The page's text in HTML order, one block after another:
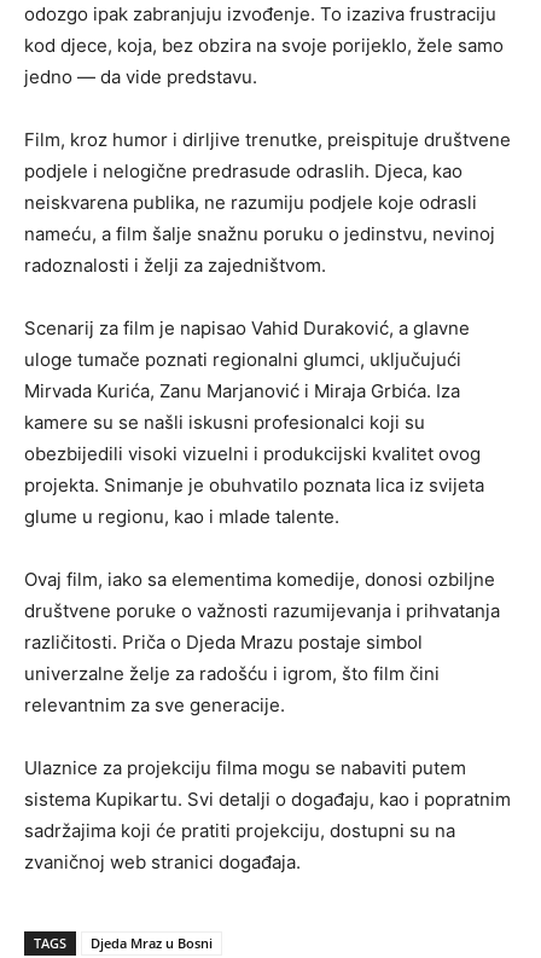
odozgo ipak zabranjuju izvođenje. To izaziva frustraciju
kod djece, koja, bez obzira na svoje porijeklo, žele samo
jedno — da vide predstavu.
Film, kroz humor i dirljive trenutke, preispituje društvene
podjele i nelogične predrasude odraslih. Djeca, kao
neiskvarena publika, ne razumiju podjele koje odrasli
nameću, a film šalje snažnu poruku o jedinstvu, nevinoj
radoznalosti i želji za zajedništvom.
Scenarij za film je napisao Vahid Duraković, a glavne
uloge tumače poznati regionalni glumci, uključujući
Mirvada Kurića, Zanu Marjanović i Miraja Grbića. Iza
kamere su se našli iskusni profesionalci koji su
obezbijedili visoki vizuelni i produkcijski kvalitet ovog
projekta. Snimanje je obuhvatilo poznata lica iz svijeta
glume u regionu, kao i mlade talente.
Ovaj film, iako sa elementima komedije, donosi ozbiljne
društvene poruke o važnosti razumijevanja i prihvatanja
različitosti. Priča o Djeda Mrazu postaje simbol
univerzalne želje za radošću i igrom, što film čini
relevantnim za sve generacije.
Ulaznice za projekciju filma mogu se nabaviti putem
sistema Kupikartu. Svi detalji o događaju, kao i popratnim
sadržajima koji će pratiti projekciju, dostupni su na
zvaničnoj web stranici događaja.
TAGS Djeda Mraz u Bosni